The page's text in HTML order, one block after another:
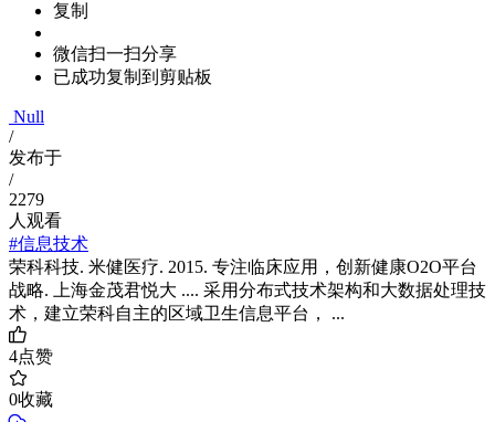
复制
微信扫一扫分享
已成功复制到剪贴板
Null
/
发布于
/
2279
人观看
#信息技术
荣科科技. 米健医疗. 2015. 专注临床应用，创新健康O2O平台
战略. 上海金茂君悦大 .... 采用分布式技术架构和大数据处理技
术，建立荣科自主的区域卫生信息平台， ...
4点赞
0收藏